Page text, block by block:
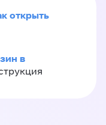
открыть
в